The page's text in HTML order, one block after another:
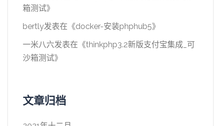
箱测试》
bertly发表在《docker-安装phphub5》
一米八六发表在《thinkphp3.2新版支付宝集成_可
沙箱测试》
文章归档